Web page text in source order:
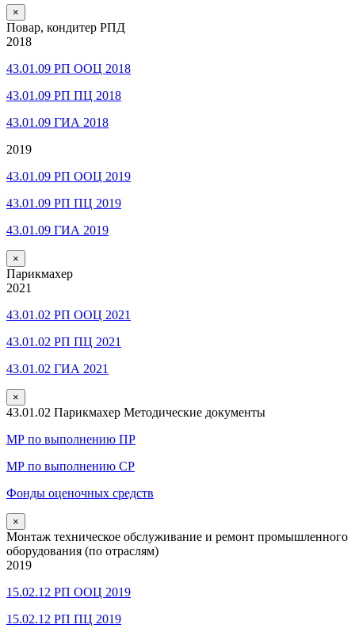
×
Повар, кондитер РПД
2018
43.01.09 РП ООЦ 2018
43.01.09 РП ПЦ 2018
43.01.09 ГИА 2018
2019
43.01.09 РП ООЦ 2019
43.01.09 РП ПЦ 2019
43.01.09 ГИА 2019
×
Парикмахер
2021
43.01.02 РП ООЦ 2021
43.01.02 РП ПЦ 2021
43.01.02 ГИА 2021
×
43.01.02 Парикмахер Методические документы
МР по выполнению ПР
МР по выполнению СР
Фонды оценочных средств
×
Монтаж техническое обслуживание и ремонт промышленного
оборудования (по отраслям)
2019
15.02.12 РП ООЦ 2019
15.02.12 РП ПЦ 2019